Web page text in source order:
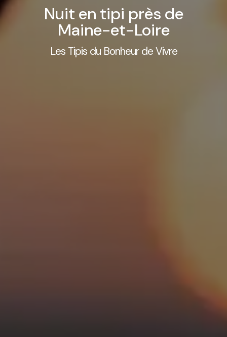
Nuit en tipi près de
Maine-et-Loire
Les Tipis du Bonheur de Vivre